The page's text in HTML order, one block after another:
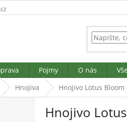
Pojmy O nás
Hnojiva Hnojivo Lotus Bloom
Hnojivo